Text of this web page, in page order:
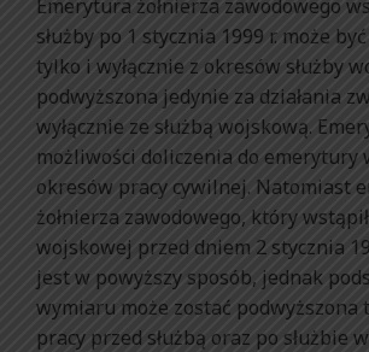
Emerytura żołnierza zawodowego
służby po 1 stycznia 1999 r. może
tylko i wyłącznie z okresów służby
podwyższona jedynie za działania
wyłącznie ze służbą wojskową.
możliwości doliczenia do emerytury
okresów pracy cywilnej. Natomiast
żołnierza zawodowego, który
wojskowej przed dniem 2 stycznia
jest w powyższy sposób, jednak
wymiaru może zostać podwyższona
pracy przed służbą oraz po służbie